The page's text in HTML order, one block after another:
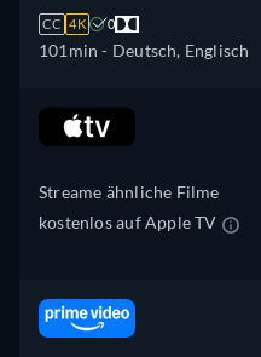
Französisch, Französisch
(Kanada), Hebräisch,
Japanisch, Koreanisch,
Polnisch, Portugiesisch,
Portugiesisch (Brasilien),
CC 4K 0
101min - Deutsch, Englisch
Streame ähnliche Filme
kostenlos auf Apple TV